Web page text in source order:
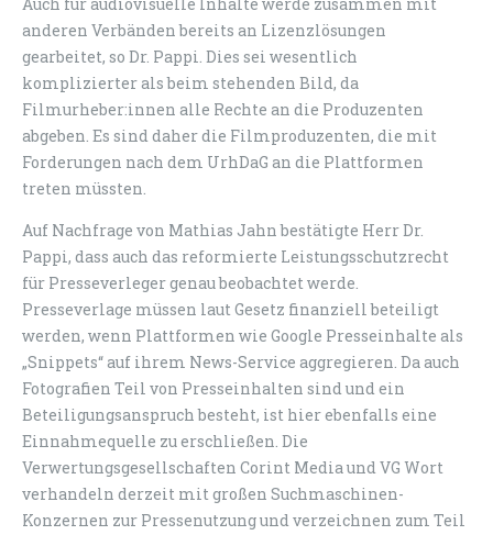
anderen Verbänden bereits an Lizenzlösungen
gearbeitet, so Dr. Pappi. Dies sei wesentlich
komplizierter als beim stehenden Bild, da
Filmurheber:innen alle Rechte an die Produzenten
abgeben. Es sind daher die Filmproduzenten, die mit
Forderungen nach dem UrhDaG an die Plattformen
treten müssten.
Auf Nachfrage von Mathias Jahn bestätigte Herr Dr.
Pappi, dass auch das reformierte Leistungsschutzrecht
für Presseverleger genau beobachtet werde.
Presseverlage müssen laut Gesetz finanziell beteiligt
werden, wenn Plattformen wie Google Presseinhalte als
„Snippets“ auf ihrem News-Service aggregieren. Da auch
Fotografien Teil von Presseinhalten sind und ein
Beteiligungsanspruch besteht, ist hier ebenfalls eine
Einnahmequelle zu erschließen. Die
Verwertungsgesellschaften Corint Media und VG Wort
verhandeln derzeit mit großen Suchmaschinen-
Konzernen zur Pressenutzung und verzeichnen zum Teil